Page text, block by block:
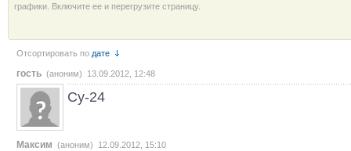
графики. Включите ее и перегрузите страницу.
Отсортировать по дате
гость (аноним) 13.09.2012, 12:48
Су-24
Максим (аноним) 12.09.2012, 15:10